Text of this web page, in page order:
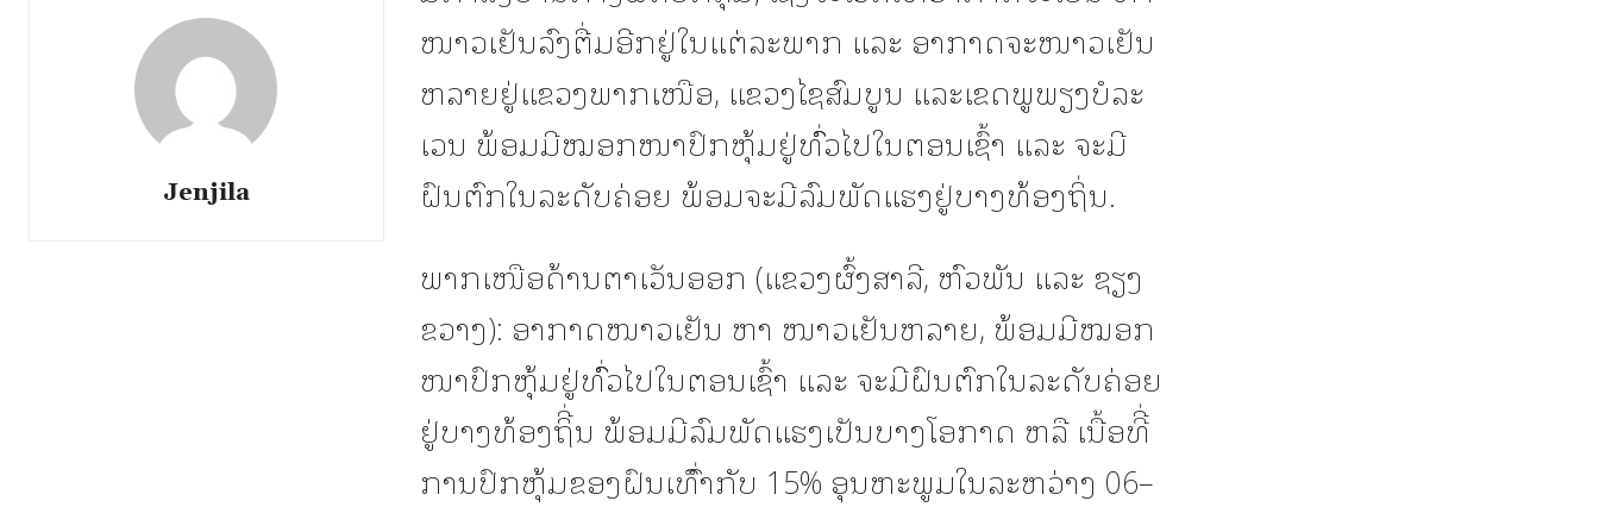
Jenjila
ໜາວເຢັນລົງຕື່ມອີກຢູ່ໃນແຕ່ລະພາກ ແລະ ອາກາດຈະໜາວເຢັນ
ຫລາຍຢູ່ແຂວງພາກເໜືອ, ແຂວງໄຊສົມບູນ ແລະເຂດພູພຽງບໍລະ
ເວນ ພ້ອມມີໝອກໜາປົກຫຸ້ມຢູ່ທົົ່ວໄປໃນຕອນເຊົ້າ ແລະ ຈະມີ
ຝົນຕົກໃນລະດັບຄ່ອຍ ພ້ອມຈະມີລົມພັດແຮງຢູ່ບາງທ້ອງຖິ່ນ.
ພາກເໜືອດ້ານຕາເວັນອອກ (ແຂວງຜົ້ງສາລີ, ຫົວພັນ ແລະ ຊຽງ
ຂວາງ): ອາກາດໜາວເຢັນ ຫາ ໜາວເຢັນຫລາຍ, ພ້ອມມີໝອກ
ໜາປົກຫຸ້ມຢູ່ທົົ່ວໄປໃນຕອນເຊົ້າ ແລະ ຈະມີຝົນຕົກໃນລະດັບຄ່ອຍ
ຢູ່ບາງທ້ອງຖິີ່ນ ພ້ອມມີລົມພັດແຮງເປັນບາງໂອກາດ ຫລື ເນື້ອທີີ່
ການປົກຫຸ້ມຂອງຝົນເທົົ່າກັບ 15% ອຸນຫະພູມໃນລະຫວ່າງ 06–